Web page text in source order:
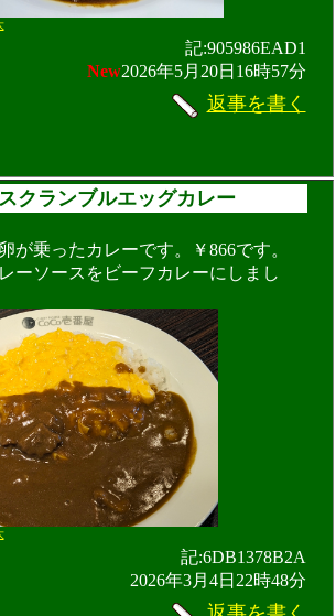
記:905986EAD1
New2026年5月20日16時57分
返事を書く
スクランブルエッグカレー
が乗ったカレーです。￥866です。
ーソースをビーフカレーにしまし
記:6DB1378B2A
2026年3月4日22時48分